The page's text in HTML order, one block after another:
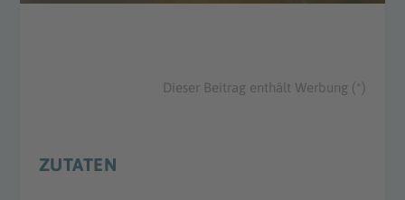
Dieser Beitrag enthält Werbung (*)
ZUTATEN